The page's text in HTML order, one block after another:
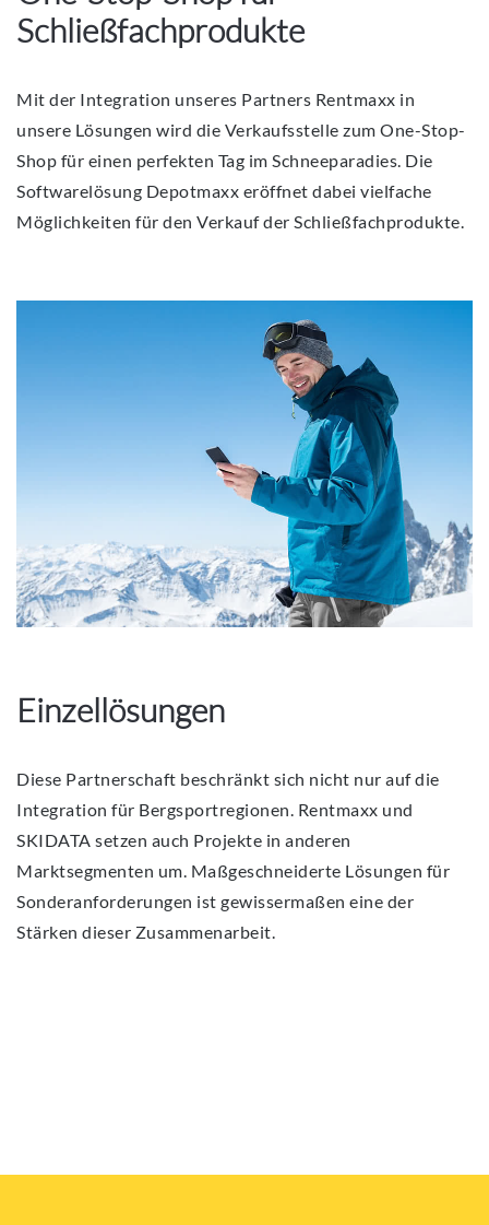
Schließfachprodukte
Mit der Integration unseres Partners Rentmaxx in
unsere Lösungen wird die Verkaufsstelle zum One-Stop-
Shop für einen perfekten Tag im Schneeparadies. Die
Softwarelösung Depotmaxx eröffnet dabei vielfache
Möglichkeiten für den Verkauf der Schließfachprodukte.
Einzellösungen
Diese Partnerschaft beschränkt sich nicht nur auf die
Integration für Bergsportregionen. Rentmaxx und
SKIDATA setzen auch Projekte in anderen
Marktsegmenten um. Maßgeschneiderte Lösungen für
Sonderanforderungen ist gewissermaßen eine der
Stärken dieser Zusammenarbeit.